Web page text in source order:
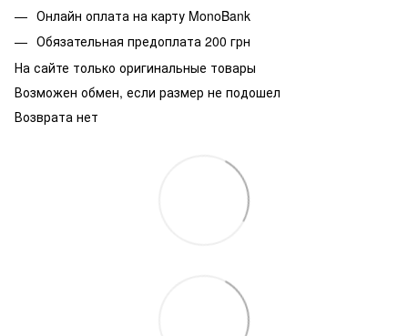
Онлайн оплата на карту MonoBank
Обязательная предоплата 200 грн
На сайте только оригинальные товары
Возможен обмен, если размер не подошел
Возврата нет